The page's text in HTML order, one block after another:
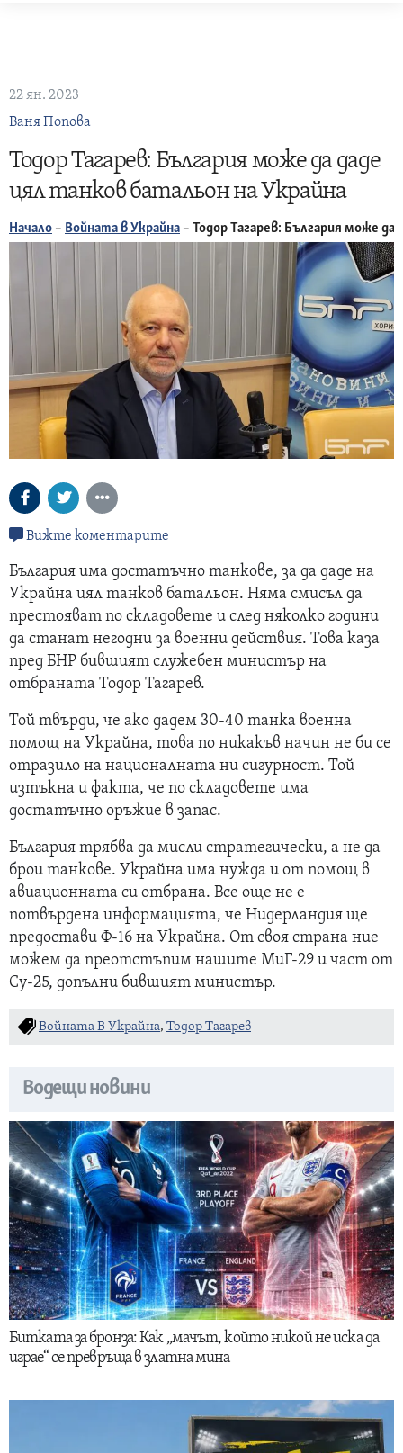
22 ян. 2023
Ваня Попова
Тодор Тагарев: България може да даде
цял танков батальон на Украйна
Начало – Войната в Украйна – Тодор Тагарев: България може да
Вижте коментарите
България има достатъчно танкове, за да даде на
Украйна цял танков батальон. Няма смисъл да
престояват по складовете и след няколко години
да станат негодни за военни действия. Това каза
пред БНР бившият служебен министър на
отбраната Тодор Тагарев.
Той твърди, че ако дадем 30-40 танка военна
помощ на Украйна, това по никакъв начин не би се
отразило на националната ни сигурност. Той
изтъкна и факта, че по складовете има
достатъчно оръжие в запас.
България трябва да мисли стратегически, а не да
брои танкове. Украйна има нужда и от помощ в
авиационната си отбрана. Все още не е
потвърдена информацията, че Нидерландия ще
предостави Ф-16 на Украйна. От своя страна ние
можем да преотстъпим нашите МиГ-29 и част от
Су-25, допълни бившият министър.
Войната В Украйна, Тодор Тагарев
Водещи новини
Битката за бронза: Как „мачът, който никой не иска да
играе“ се превръща в златна мина